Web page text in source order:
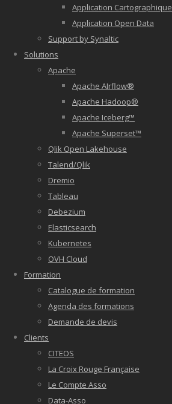
Application Cartographique
Application Open Data
Support by Synaltic
Solutions
Apache
Apache AIrflow®
Apache Hadoop®
Apache Iceberg™
Apache Superset™
Qlik Open Lakehouse
Talend/Qlik
Dremio
Tableau
Debezium
Elasticsearch
Kubernetes
OVH Cloud
Formation
Catalogue de formation
Agenda des formations
Demande de devis
Clients
CITEOS
La Croix Rouge Française
Le Compte Asso
Data-Asso